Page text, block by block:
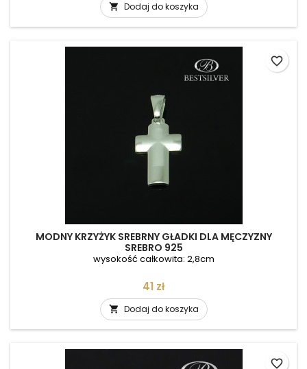
 Dodaj do koszyka
MODNY KRZYŻYK SREBRNY GŁADKI DLA MĘCZYZNY
SREBRO 925
wysokość całkowita: 2,8cm
Cena
41 zł
 Dodaj do koszyka
favorite_border
favorite_border